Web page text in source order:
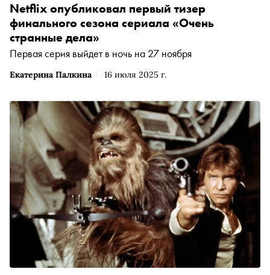
Екатерина Палкина 16 июля 2025 г.
Netflix опубликовал первый тизер
финального сезона сериала «Очень
странные дела»
Первая серия выйдет в ночь на 27 ноября